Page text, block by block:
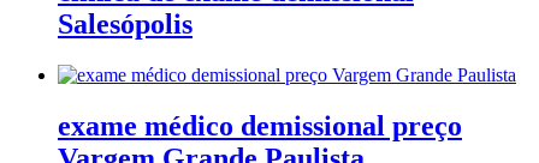
Salesópolis
exame médico demissional preço